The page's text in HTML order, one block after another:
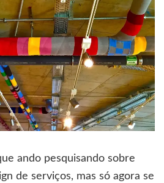
design
de
serviços
ando pesquisando sobre
de serviços, mas só agora se